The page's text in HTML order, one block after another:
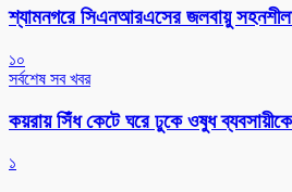
শ্যামনগরে সিএনআরএসের জলবায়ু
১০
সর্বশেষ সব খবর
কয়রায় সিঁধ কেটে ঘরে ঢুকে ওষুধ
১